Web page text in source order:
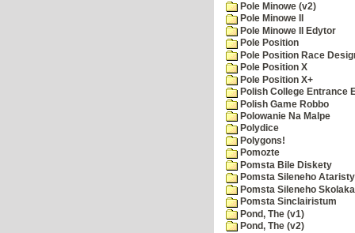
Pole Minowe (v2)
Pole Minowe II
Pole Minowe II Edytor
Pole Position
Pole Position Race
Pole Position X
Pole Position X+
Polish College Entrance
Polish Game Robbo
Polowanie Na Malpe
Polydice
Polygons!
Pomozte
Pomsta Bile Diskety
Pomsta Sileneho Ataristy
Pomsta Sileneho Skolaka
Pomsta Sinclairistum
Pond, The (v1)
Pond, The (v2)